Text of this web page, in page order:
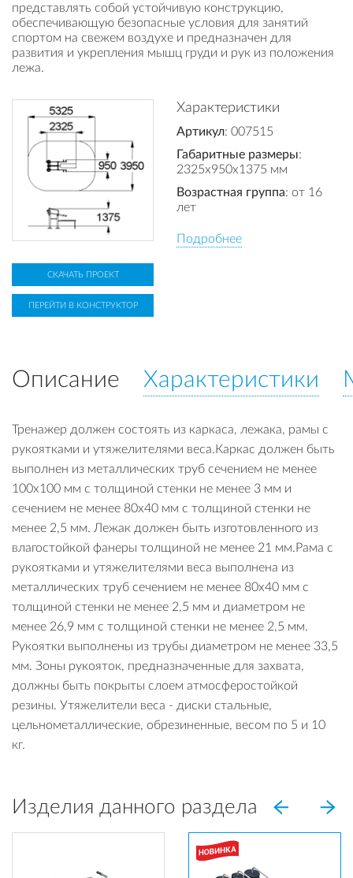
представлять собой устойчивую конструкцию,
обеспечивающую безопасные условия для занятий
спортом на свежем воздухе и предназначен для
развития и укрепления мышц груди и рук из положения
лежа.
Характеристики
Артикул: 007515
Габаритные размеры:
2325x950x1375 мм
Возрастная группа: от 16
лет
Подробнее
СКАЧАТЬ ПРОЕКТ
ПЕРЕЙТИ В КОНСТРУКТОР
Описание Характеристики
Тренажер должен состоять из каркаса, лежака, рамы с
рукоятками и утяжелителями веса.Каркас должен быть
выполнен из металлических труб сечением не менее
100х100 мм с толщиной стенки не менее 3 мм и
сечением не менее 80х40 мм с толщиной стенки не
менее 2,5 мм. Лежак должен быть изготовленного из
влагостойкой фанеры толщиной не менее 21 мм.Рама с
рукоятками и утяжелителями веса выполнена из
металлических труб сечением не менее 80х40 мм с
толщиной стенки не менее 2,5 мм и диаметром не
менее 26,9 мм с толщиной стенки не менее 2,5 мм.
Рукоятки выполнены из трубы диаметром не менее 33,5
мм. Зоны рукояток, предназначенные для захвата,
должны быть покрыты слоем атмосферостойкой
резины. Утяжелители веса - диски стальные,
цельнометаллические, обрезиненные, весом по 5 и 10
кг.
Изделия данного раздела